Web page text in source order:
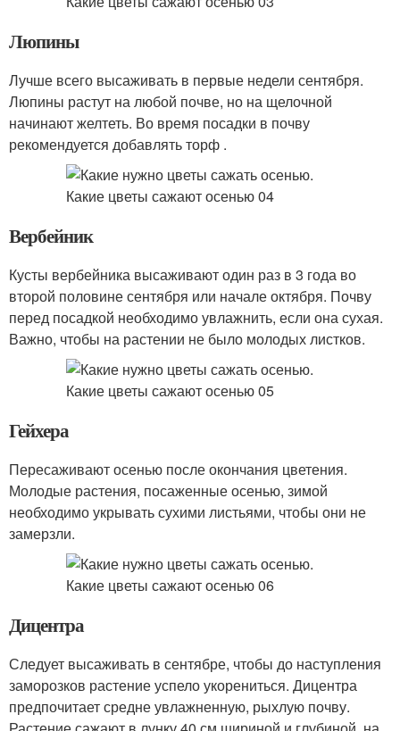
Люпины
Лучше всего высаживать в первые недели сентября.
Люпины растут на любой почве, но на щелочной
начинают желтеть. Во время посадки в почву
рекомендуется добавлять торф .
Вербейник
Кусты вербейника высаживают один раз в 3 года во
второй половине сентября или начале октября. Почву
перед посадкой необходимо увлажнить, если она сухая.
Важно, чтобы на растении не было молодых листков.
Гейхера
Пересаживают осенью после окончания цветения.
Молодые растения, посаженные осенью, зимой
необходимо укрывать сухими листьями, чтобы они не
замерзли.
Дицентра
Следует высаживать в сентябре, чтобы до наступления
заморозков растение успело укорениться. Дицентра
предпочитает средне увлажненную, рыхлую почву.